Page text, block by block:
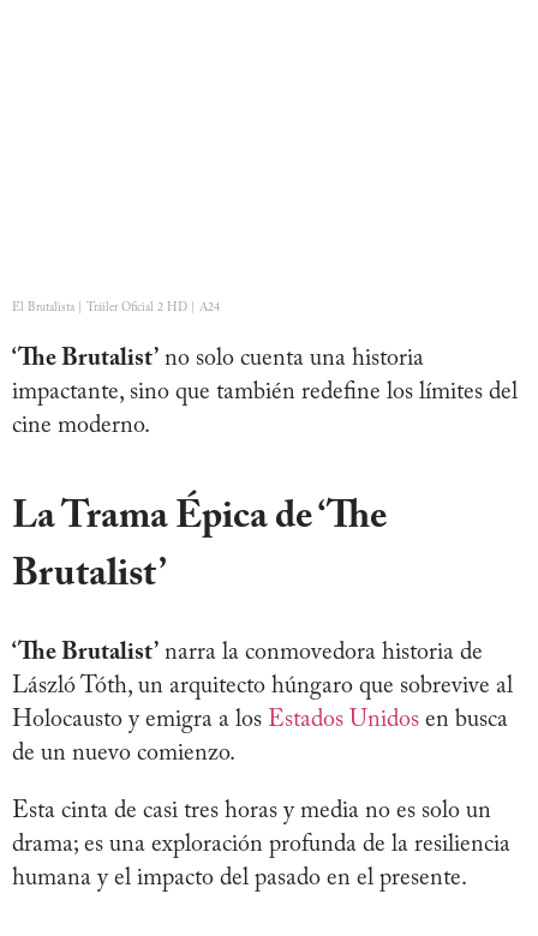
El Brutalista | Tráiler Oficial 2 HD | A24
‘The Brutalist’ no solo cuenta una historia
impactante, sino que también redefine los límites del
cine moderno.
La Trama Épica de ‘The
Brutalist’
‘The Brutalist’ narra la conmovedora historia de
László Tóth, un arquitecto húngaro que sobrevive al
Holocausto y emigra a los Estados Unidos en busca
de un nuevo comienzo.
Esta cinta de casi tres horas y media no es solo un
drama; es una exploración profunda de la resiliencia
humana y el impacto del pasado en el presente.